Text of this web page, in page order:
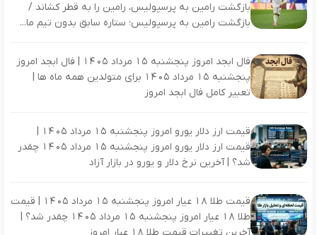
بازگشت رامین به پرسپولیس، رامین را به قطر کشاند /
بازگشت رامین به پرسپولیس؛ ستاره سابق بدون تیم ما...
فال ابجد امروز پنجشنبه 15 مرداد 1405 | فال ابجد امروز
پنجشنبه 15 مرداد 1405 برای متولدین همه ماه ها |
تعبیر کامل فال ابجد امروز
قیمت ارز دلار یورو امروز پنجشنبه 15 مرداد 1405 |
قیمت ارز دلار یورو امروز پنجشنبه 15 مرداد 1405 چقدر
شد؟ | آخرین نرخ دلار و یورو در بازار آزاد
قیمت طلا 18 عیار امروز پنجشنبه 15 مرداد 1405 | قیمت
طلا 18 عیار امروز پنجشنبه 15 مرداد 1405 چقدر شد؟ |